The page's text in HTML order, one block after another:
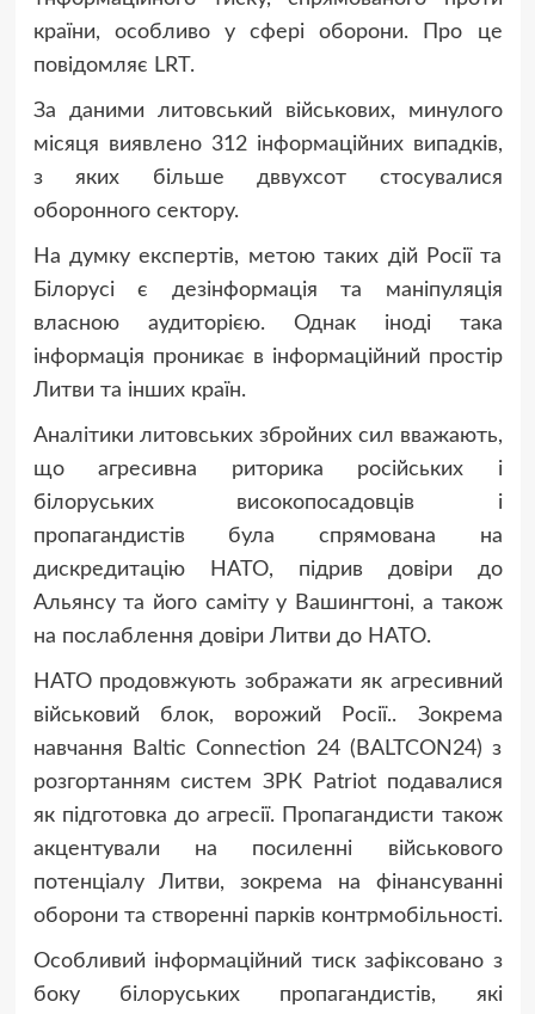
країни, особливо у сфері оборони. Про це
повідомляє LRT.
За даними литовський військових, минулого
місяця виявлено 312 інформаційних випадків,
з яких більше дввухсот стосувалися
оборонного сектору.
На думку експертів, метою таких дій Росії та
Білорусі є дезінформація та маніпуляція
власною аудиторією. Однак іноді така
інформація проникає в інформаційний простір
Литви та інших країн.
Аналітики литовських збройних сил вважають,
що агресивна риторика російських і
білоруських високопосадовців і
пропагандистів була спрямована на
дискредитацію НАТО, підрив довіри до
Альянсу та його саміту у Вашингтоні, а також
на послаблення довіри Литви до НАТО.
НАТО продовжують зображати як агресивний
військовий блок, ворожий Росії.. Зокрема
навчання Baltic Connection 24 (BALTCON24) з
розгортанням систем ЗРК Patriot подавалися
як підготовка до агресії. Пропагандисти також
акцентували на посиленні військового
потенціалу Литви, зокрема на фінансуванні
оборони та створенні парків контрмобільності.
Особливий інформаційний тиск зафіксовано з
боку білоруських пропагандистів, які